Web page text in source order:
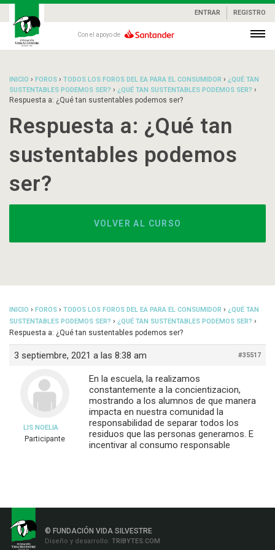
ENTRAR REGISTRO
Con el apoyo de
INICIO › FOROS › TODOS LOS FOROS DEL EA PARA EL CONSUMIDOR › ¿QUÉ TAN
SUSTENTABLES PODEMOS SER? › ¿QUÉ TAN SUSTENTABLES PODEMOS SER? ›
Respuesta a: ¿Qué tan sustentables podemos ser?
Respuesta a: ¿Qué tan
sustentables podemos
ser?
VOLVER AL CURSO
INICIO › FOROS › TODOS LOS FOROS DEL EA PARA EL CONSUMIDOR › ¿QUÉ TAN
SUSTENTABLES PODEMOS SER? › ¿QUÉ TAN SUSTENTABLES PODEMOS SER? ›
Respuesta a: ¿Qué tan sustentables podemos ser?
3 septiembre, 2021 a las 8:38 am #35517
LIS NOELIA
Participante
En la escuela, la realizamos
constantemente a la concientizacion,
mostrando a los alumnos de que manera
impacta en nuestra comunidad la
responsabilidad de separar todos los
residuos que las personas generamos. E
incentivar al consumo responsable
© FUNDACIÓN VIDA SILVESTRE
Diseño y desarrollo: TRIBYTES.COM